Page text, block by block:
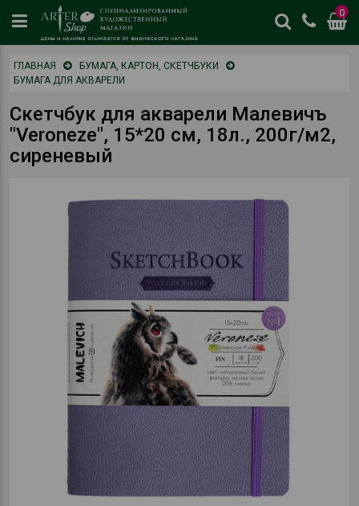
0
цены
от
ГЛАВНАЯ
БУМАГА, КАРТОН, СКЕТЧБУКИ
БУМАГА ДЛЯ АКВАРЕЛИ
Скетчбук для акварели Малевичъ
"Veroneze", 15*20 см, 18л., 200г/м2,
сиреневый